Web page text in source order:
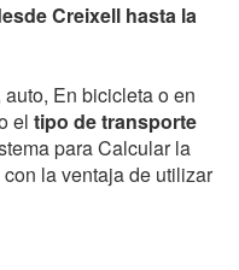
Creixell hasta la
En bicicleta o en
el tipo de transporte
para Calcular la
con la ventaja de utilizar